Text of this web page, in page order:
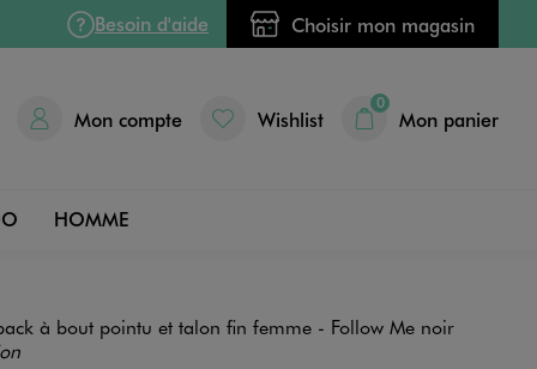
Besoin d'aide Choisir mon magasin
Mon compte Wishlist
0
Mon panier
HOMME
à bout pointu et talon fin femme - Follow Me noir